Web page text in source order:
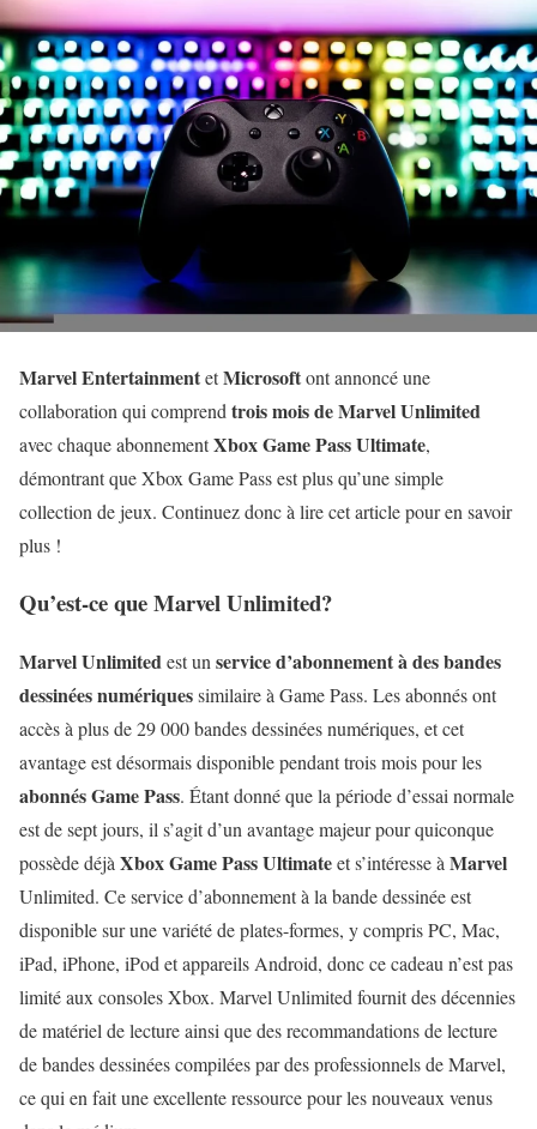
Marvel EntertainmentetMicrosoftont annoncé une
collaboration qui comprend trois mois de Marvel Unlimited
avec chaque abonnementXbox Game Pass Ultimate,
démontrant que Xbox Game Pass est plus qu’une simple
collection de jeux. Continuez donc à lire cet article pour en savoir
plus !
Qu’est-ce que Marvel Unlimited?
Marvel Unlimitedest un service d’abonnement à des bandes
dessinées numériquessimilaire à Game Pass. Les abonnés ont
accès à plus de 29 000 bandes dessinées numériques, et cet
avantage est désormais disponible pendant trois mois pour les
abonnés Game Pass. Étant donné que la période d’essai normale
est de sept jours, il s’agit d’un avantage majeur pour quiconque
possède déjà Xbox Game Pass Ultimateet s’intéresse à Marvel
Unlimited. Ce service d’abonnement à la bande dessinée est
disponible sur une variété de plates-formes, y compris PC, Mac,
iPad, iPhone, iPod et appareils Android, donc ce cadeau n’est pas
limité aux consoles Xbox. Marvel Unlimited fournit des décennies
de matériel de lecture ainsi que des recommandations de lecture
de bandes dessinées compilées par des professionnels de Marvel,
ce qui en fait une excellente ressource pour les nouveaux venus